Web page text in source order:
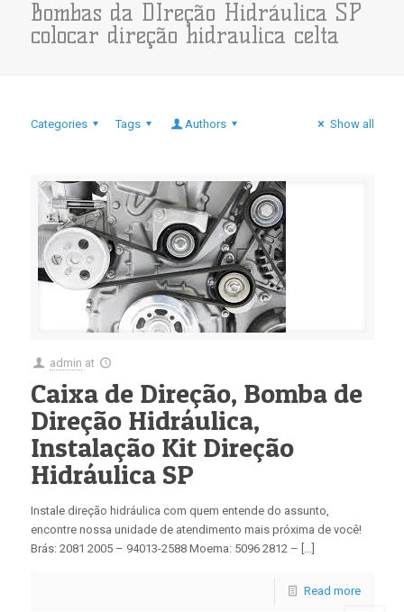
Bombas da DIreção Hidráulica SP
colocar direção hidraulica celta
Categories Tags Authors Show all
admin at
Caixa de Direção, Bomba de
Direção Hidráulica,
Instalação Kit Direção
Hidráulica SP
Instale direção hidráulica com quem entende do assunto,
encontre nossa unidade de atendimento mais próxima de você!
Brás: 2081 2005 – 94013-2588 Moema: 5096 2812 – […]
Read more